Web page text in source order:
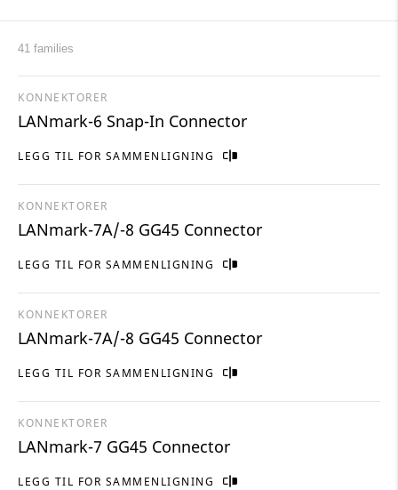
41 families
LEGG TIL FOR SAMMENLIGNING
KONNEKTORER
LANmark-6 Snap-In Connector
LEGG TIL FOR SAMMENLIGNING
KONNEKTORER
LANmark-7A/-8 GG45 Connector
LEGG TIL FOR SAMMENLIGNING
KONNEKTORER
LANmark-7A/-8 GG45 Connector
LEGG TIL FOR SAMMENLIGNING
KONNEKTORER
LANmark-7 GG45 Connector